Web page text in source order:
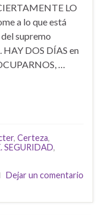
LO
a lo que está
supremo
HAY DOS DÍAS en
…
, Certeza,
SEGURIDAD,
Dejar un comentario